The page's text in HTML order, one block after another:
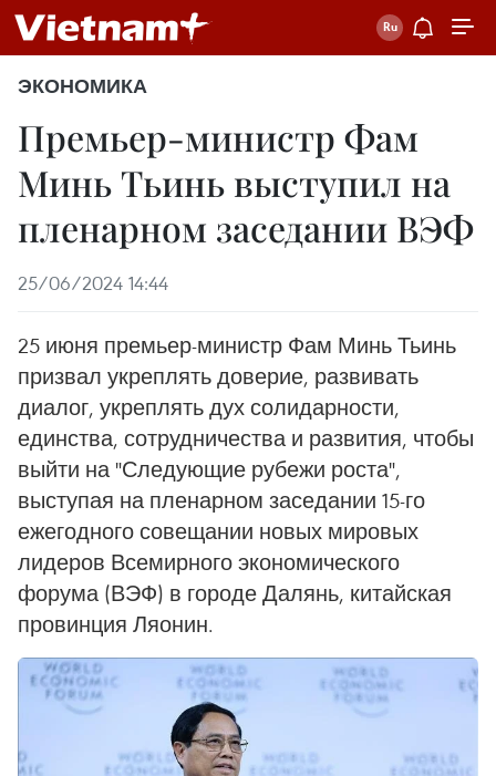
ЭКОНОМИКА
Премьер-министр Фам
Минь Тьинь выступил на
пленарном заседании ВЭФ
25/06/2024 14:44
25 июня премьер-министр Фам Минь Тьинь
призвал укреплять доверие, развивать
диалог, укреплять дух солидарности,
единства, сотрудничества и развития, чтобы
выйти на "Следующие рубежи роста",
выступая на пленарном заседании 15-го
ежегодного совещании новых мировых
лидеров Всемирного экономического
форума (ВЭФ) в городе Далянь, китайская
провинция Ляонин.